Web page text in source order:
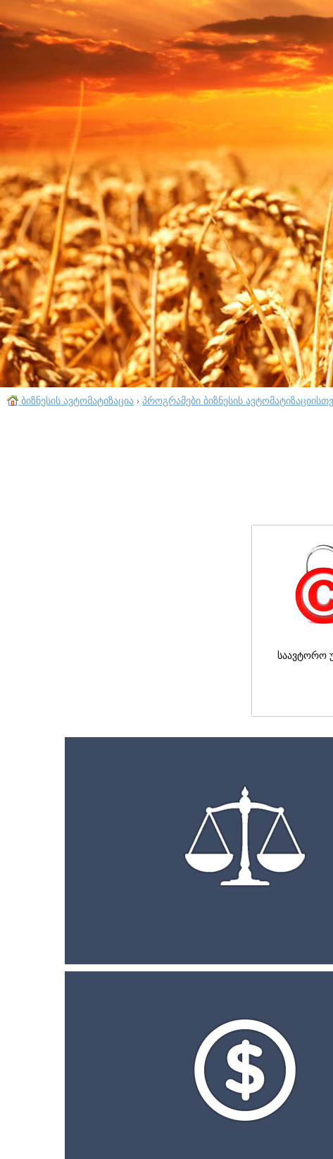
ბიზნესის ავტომატიზაცია › პროგრამები ბიზნესის
საავტორო